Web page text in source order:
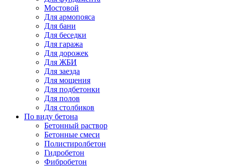
Мостовой
Для армопояса
Для бани
Для беседки
Для гаража
Для дорожек
Для ЖБИ
Для заезда
Для мощения
Для подбетонки
Для полов
Для столбиков
По виду бетона
Бетонный раствор
Бетонные смеси
Полистиролбетон
Гидробетон
Фибробетон